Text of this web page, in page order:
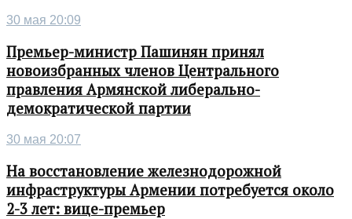
30 мая 20:09
Премьер-министр Пашинян принял
новоизбранных членов Центрального
правления Армянской либерально-
демократической партии
30 мая 20:07
На восстановление железнодорожной
инфраструктуры Армении потребуется около
2-3 лет: вице-премьер